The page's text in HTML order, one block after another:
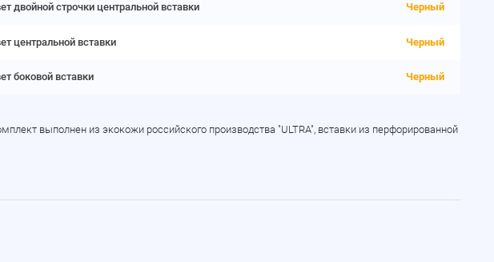
двойной строчки центральной вставки Черный
центральной вставки Черный
боковой вставки Черный
выполнен из экокожи российского производства "ULTRA", вставки из перфорированной